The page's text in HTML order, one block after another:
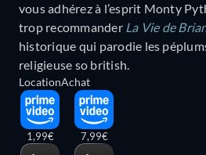
vous adhérez à l’esprit Monty
trop recommander La Vie de
historique qui parodie les
religieuse so british.
Location
1,99€
Achat
7,99€